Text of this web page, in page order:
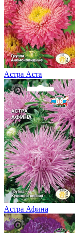
Астра Аста
Астра Афина